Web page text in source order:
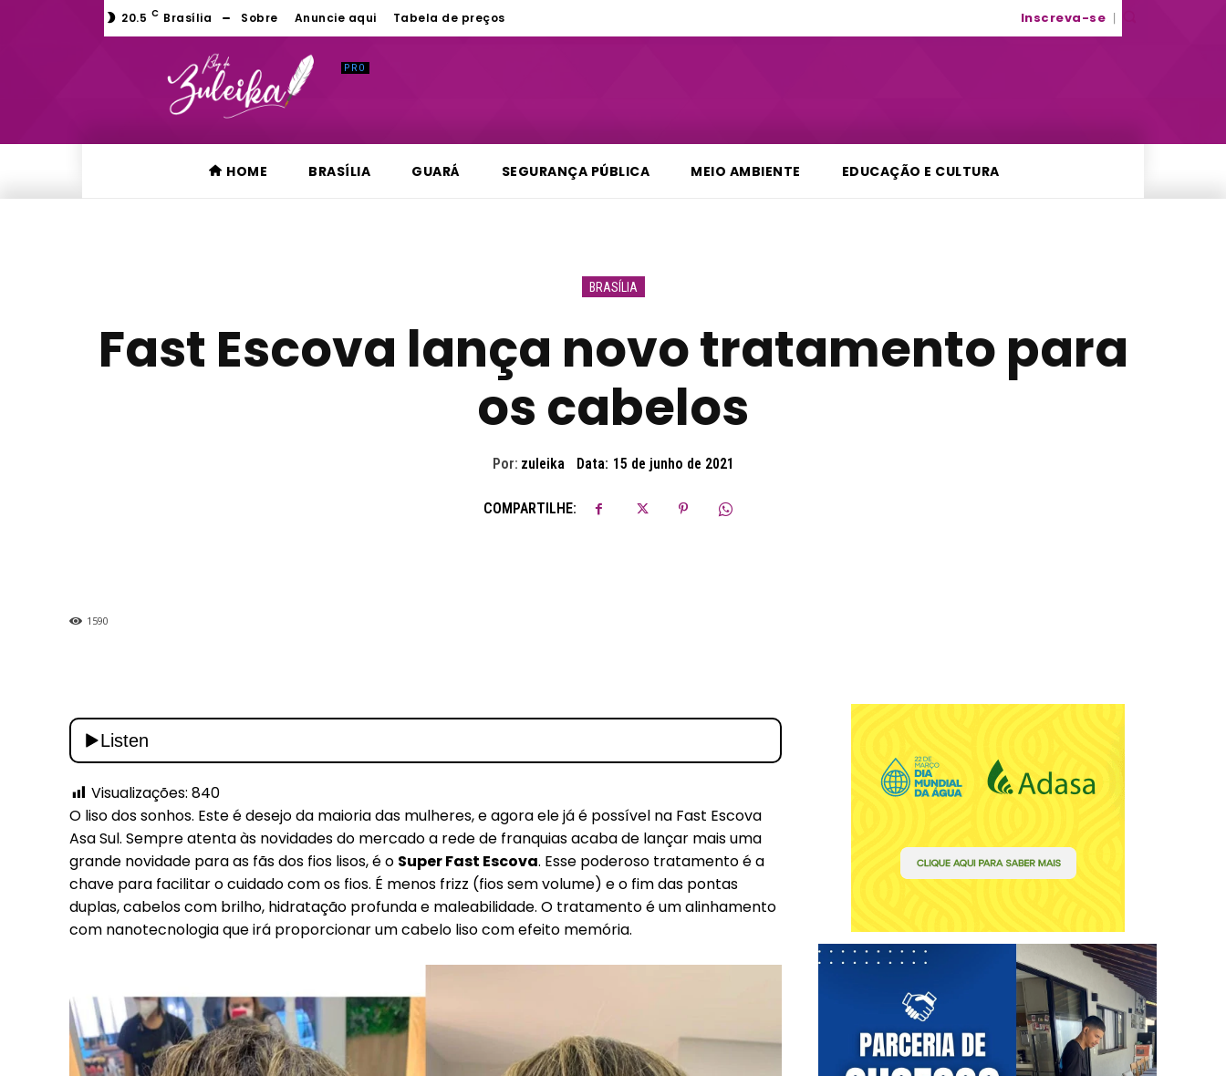
20.5 C Brasília Sobre Anuncie aqui Tabela de preços Inscreva-se
HOME BRASÍLIA GUARÁ SEGURANÇA PÚBLICA MEIO AMBIENTE EDUCAÇÃO E CULTURA
BRASÍLIA
Fast Escova lança novo tratamento para
os cabelos
Por: zuleika Data: 15 de junho de 2021
COMPARTILHE:
1590
Visualizações: 840
O liso dos sonhos. Este é desejo da maioria das mulheres, e agora ele já é possível na Fast Escova
Asa Sul. Sempre atenta às novidades do mercado a rede de franquias acaba de lançar mais uma
grande novidade para as fãs dos fios lisos, é o Super Fast Escova. Esse poderoso tratamento é a
chave para facilitar o cuidado com os fios. É menos frizz (fios sem volume) e o fim das pontas
duplas, cabelos com brilho, hidratação profunda e maleabilidade. O tratamento é um alinhamento
com nanotecnologia que irá proporcionar um cabelo liso com efeito memória.